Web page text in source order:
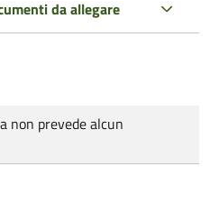
da allegare
non prevede alcun